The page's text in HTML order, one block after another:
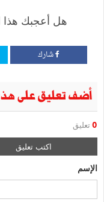
هل أعجبك هذا
شارك
أضف تعليق على
0 تعليق
اكتب تعليق
الإسم